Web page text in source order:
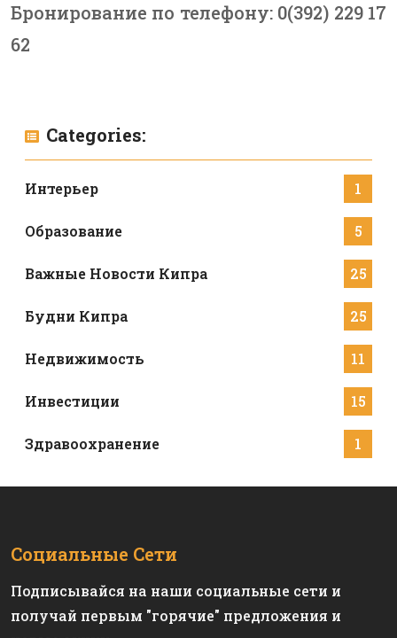
Бронирование по телефону: 0(392) 229 17
62
Categories:
Интерьер 1
Образование 5
Важные Новости Кипра 25
Будни Кипра 25
Недвижимость 11
Инвестиции 15
Здравоохранение 1
Социальные Сети
Подписывайся на наши социальные сети и
получай первым "горячие" предложения и